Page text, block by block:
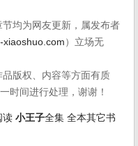
节均为网友更新，属发布者
xiaoshuo.com ）立场无
品版权、内容等方面有质
时间进行处理，谢谢！
读 小王子全集 全本其它书